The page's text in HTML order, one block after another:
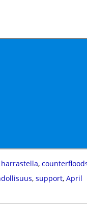
harrastella,
, support, April